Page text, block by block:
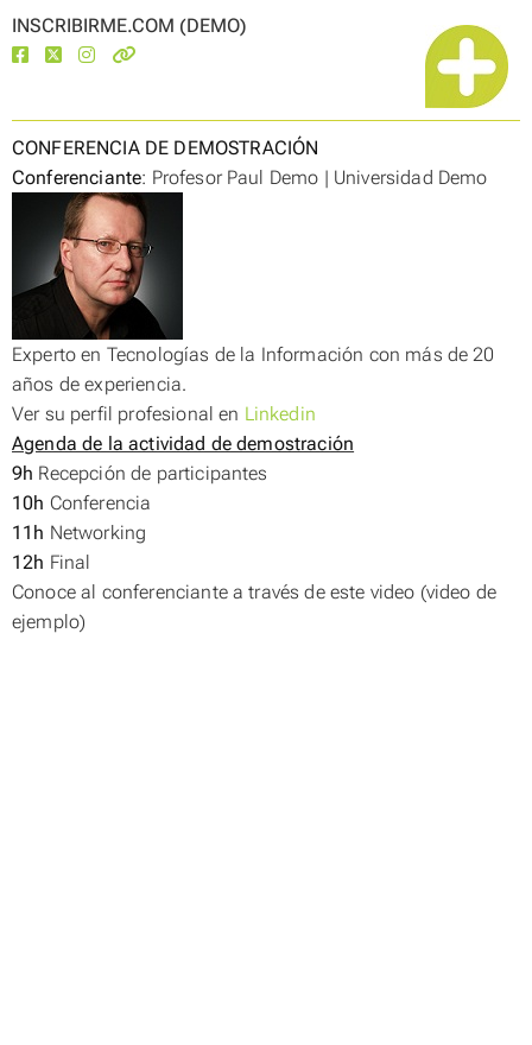
CONFERENCIA DE DEMOSTRACIÓN
Conferenciante: Profesor Paul Demo | Universidad Demo
Experto en Tecnologías de la Información con más de 20
años de experiencia.
Ver su perfil profesional en Linkedin
Agenda de la actividad de demostración
9h Recepción de participantes
10h Conferencia
11h Networking
12h Final
Conoce al conferenciante a través de este video (video de
ejemplo)
INSCRIBIRME.COM (DEMO)